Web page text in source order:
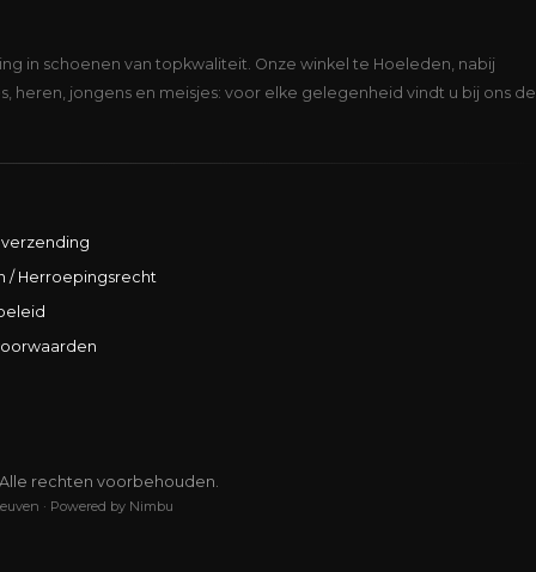
in schoenen van topkwaliteit. Onze winkel te Hoeleden, nabij
jongens en meisjes: voor elke gelegenheid vindt u bij ons de
/ Herroepingsrecht
Alle rechten voorbehouden.
· Powered by Nimbu